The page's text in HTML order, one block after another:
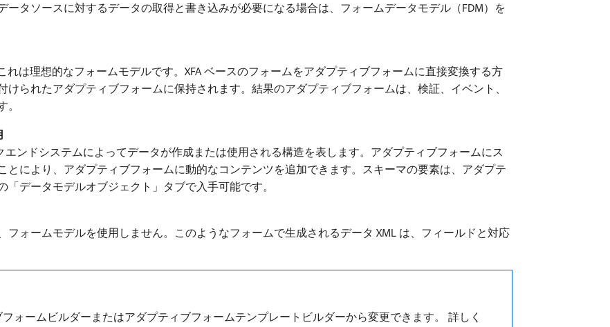
タソースに対するデータの取得と書き込みが必要になる場合は、フォームデータモデル（FDM）を
れは理想的なフォームモデルです。XFA ベースのフォームをアダプティブフォームに直接変換する方
けられたアダプティブフォームに保持されます。結果のアダプティブフォームは、検証、イベント、
エンドシステムによってデータが作成または使用される構造を表します。アダプティブフォームにス
により、アダプティブフォームに動的なコンテンツを追加できます。スキーマの要素は、アダプテ
データモデルオブジェクト」タブで入手可能です。
ォームモデルを使用しません。このようなフォームで生成されるデータ XML は、フィールドと対応
ォームビルダーまたはアダプティブフォームテンプレートビルダーから変更できます。 詳しく